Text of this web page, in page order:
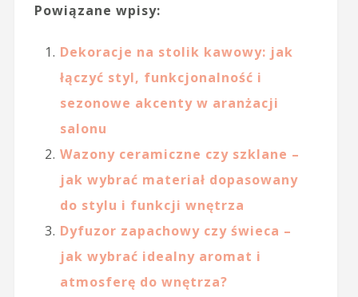
Powiązane wpisy:
Dekoracje na stolik kawowy: jak
łączyć styl, funkcjonalność i
sezonowe akcenty w aranżacji
salonu
Wazony ceramiczne czy szklane –
jak wybrać materiał dopasowany
do stylu i funkcji wnętrza
Dyfuzor zapachowy czy świeca –
jak wybrać idealny aromat i
atmosferę do wnętrza?